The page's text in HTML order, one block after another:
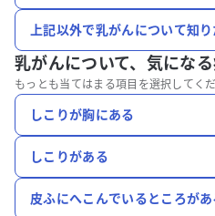
上記以外で乳がんについて知
乳がんについて、 気にな
もっとも当てはまる項目を選択してくだ
しこりが胸にある
しこりがある
皮ふにへこんでいるところがあ